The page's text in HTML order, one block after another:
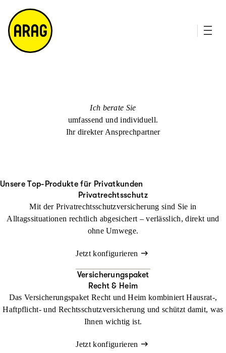
m
a
p
Ich berate Sie
umfassend und individuell.
Ihr direkter Ansprechpartner
Unsere Top-Produkte für Privatkunden
Privatrechtsschutz
Mit der Privatrechtsschutzversicherung sind Sie in
Alltagssituationen rechtlich abgesichert – verlässlich, direkt und
ohne Umwege.
Jetzt konfigurieren
Versicherungspaket
Recht & Heim
Das Versicherungspaket Recht und Heim kombiniert Hausrat-,
Haftpflicht- und Rechtsschutzversicherung und schützt damit, was
Ihnen wichtig ist.
Jetzt konfigurieren